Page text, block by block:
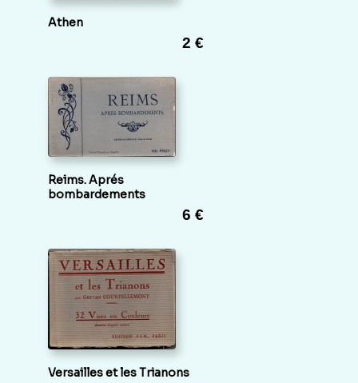
Athen
2 €
Reims. Aprés
bombardements
6 €
Versailles et les Trianons